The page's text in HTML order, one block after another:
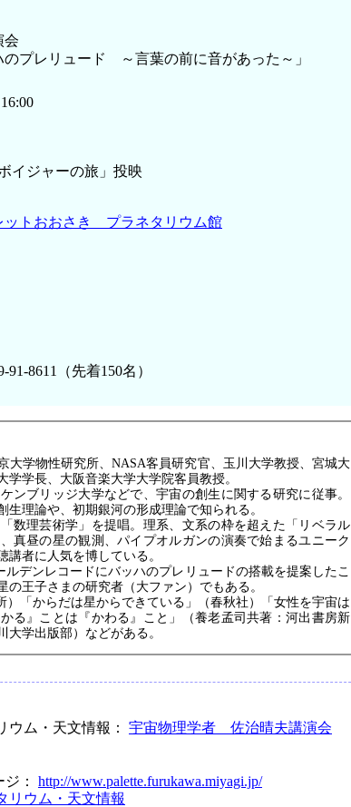
会
プレリュード ～言葉の前に音があった～」
イジャーの旅」投映
ットおおさき プラネタリウム館
8611（先着150名）
大学物性研究所、NASA客員研究官、玉川大学教授、宮城大
学長、大阪音楽大学大学院客員教授。
ンブリッジ大学などで、宇宙の創生に関する研究に従事。
理論や、初期銀河の形成理論で知られる。
数理芸術学」を提唱。理系、文系の枠を超えた「リベラル
真昼の星の観測、パイプオルガンの演奏で始まるユニーク
者に人気を博している。
デンレコードにバッハのプレリュードの搭載を提案したこ
王子さまの研究者（大ファン）でもある。
）「からだは星からできている」（春秋社）「女性を宇宙は
る』ことは『かわる』こと」（養老孟司共著：河出書房新
学出版部）などがある。
ウム・天文情報： 宇宙物理学者 佐治晴夫講演会
： http://www.palette.furukawa.miyagi.jp/
リウム・天文情報